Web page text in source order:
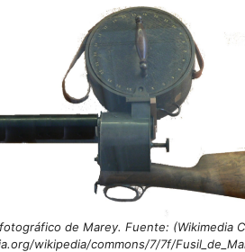
de Marey. Fuente: (Wikimedia
wikipedia/commons/7/7f/